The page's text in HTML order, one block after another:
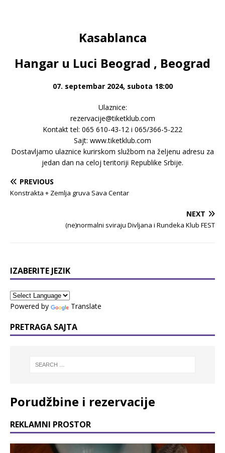
Kasablanca
Hangar u Luci Beograd , Beograd
07. septembar 2024, subota 18:00
Ulaznice:
rezervacije@tiketklub.com
Kontakt tel: 065 610-43-12 i 065/366-5-222
Sajt: www.tiketklub.com
Dostavljamo ulaznice kurirskom službom na željenu adresu za
jedan dan na celoj teritoriji Republike Srbije.
PREVIOUS
Konstrakta + Zemlja gruva Sava Centar
NEXT
(ne)normalni sviraju Divljana i Rundeka Klub FEST
IZABERITE JEZIK
Powered by Translate
PRETRAGA SAJTA
Porudžbine i rezervacije
REKLAMNI PROSTOR